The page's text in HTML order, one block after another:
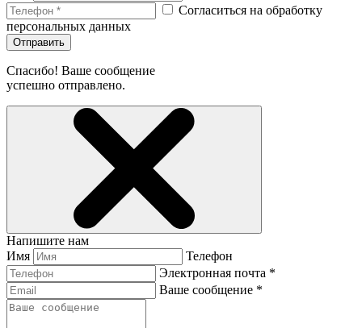
Согласиться на обработку
персональных данных
Отправить
Спасибо! Ваше сообщение
успешно отправлено.
Напишите нам
Имя
Телефон
Электронная почта *
Ваше сообщение *